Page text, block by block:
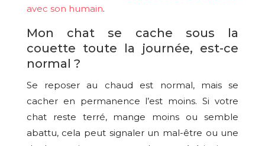
avec son humain.
Mon chat se cache sous la
couette toute la journée, est-ce
normal ?
Se reposer au chaud est normal, mais se
cacher en permanence l’est moins. Si votre
chat reste terré, mange moins ou semble
abattu, cela peut signaler un mal-être ou une